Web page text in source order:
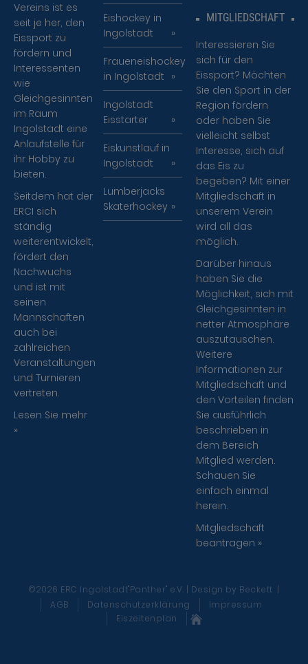
Vereins ist es
seit je her, den
Eissport zu
fördern und
Interessenten
wie
Gleichgesinnten
im Raum
Ingolstadt eine
Anlaufstelle für
ihr Hobby zu
bieten.
Seitdem hat der
ERCI sich
ständig
weiterentwickelt,
fördert den
Nachwuchs
und ist mit
seinen
Mannschaften
auch bei
zahlreichen
Veranstaltungen
und Turnieren
vertreten.
Lesen Sie mehr
»
Eishockey in
Ingolstadt
Fraueneishockey
in Ingolstadt
Ingolstadt
Eisstarter
Eiskunstlauf in
Ingolstadt
Lumberjacks
Skaterhockey
MITGLIEDSCHAFT
Interessieren Sie
sich für den
Eissport? Möchten
Sie den Sport in der
Region fördern
oder haben Sie
vielleicht selbst
Interesse, sich auf
das Eis zu
begeben? Mit einer
Mitgliedschaft in
unserem Verein
wird all das
möglich.
Darüber hinaus
haben Sie die
Möglichkeit, sich mit
Gleichgesinnten in
netter Atmosphäre
auszutauschen.
Weitere
Informationen zur
Mitgliedschaft und
den Vorteilen finden
Sie ausführlich
beschrieben in
dem Bereich
Mitglied werden.
Schauen Sie
einfach einmal
herein.
Mitgliedschaft
beantragen »
©2026 ERC Ingolstadt"Panther" e.V. | Design by Beckett |
AGB
Datenschutzerklärung
Impressum
Eiszeitenplan